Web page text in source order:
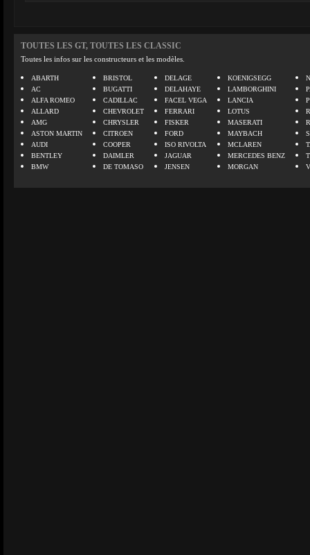
TOUTES LES GT, TOUTES LES CLASSIC
Toutes les infos sur les constructeurs et les modèles.
ABARTH
AC
ALFA ROMEO
ALLARD
AMG
ASTON MARTIN
AUDI
BENTLEY
BMW
BRISTOL
BUGATTI
CADILLAC
CHEVROLET
CHRYSLER
CITROEN
COOPER
DAIMLER
DE TOMASO
DELAGE
DELAHAYE
FACEL VEGA
FERRARI
FISKER
FORD
ISO RIVOLTA
JAGUAR
JENSEN
KOENIGSEGG
LAMBORGHINI
LANCIA
LOTUS
MASERATI
MAYBACH
MCLAREN
MERCEDES BENZ
MORGAN